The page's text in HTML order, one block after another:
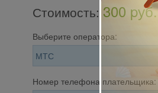
Стоимость: 300 pуб.
Выберите оператора:
Номер телефона плательщика: